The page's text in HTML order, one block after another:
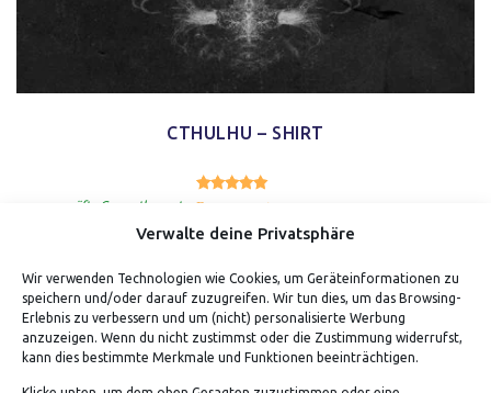
Verwalte deine Privatsphäre
Wir verwenden Technologien wie Cookies, um Geräteinformationen zu
speichern und/oder darauf zuzugreifen. Wir tun dies, um das Browsing-
Erlebnis zu verbessern und um (nicht) personalisierte Werbung
anzuzeigen. Wenn du nicht zustimmst oder die Zustimmung widerrufst,
kann dies bestimmte Merkmale und Funktionen beeinträchtigen.
CTHULHU – SHIRT
Bewertet mit
geprüfte Gesamtbewertungen